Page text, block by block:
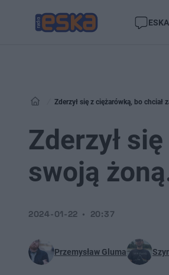
Zderzył się z ciężarówką, bo chciał
Zderzył
swoją
Przemysław Gluma
2024-01-22 20:37